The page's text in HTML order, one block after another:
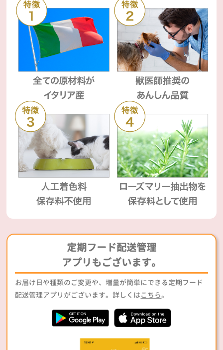
定期フード配送管理
アプリもございます。
お届け日や種類のご変更や、増量が簡単にできる定期フード
配送管理アプリがございます。詳しくはこちら。